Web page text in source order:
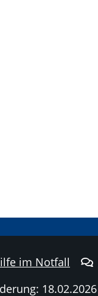
im Notfall
18.02.2026